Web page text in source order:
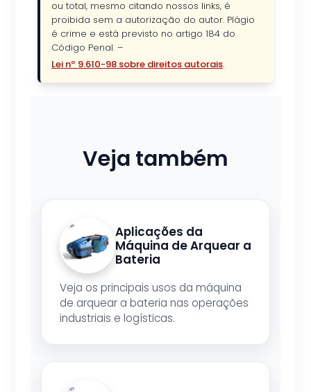
ou total, mesmo citando nossos links, é
proibida sem a autorização do autor. Plágio
é crime e está previsto no artigo 184 do
Código Penal. –
Lei nº 9.610-98 sobre direitos autorais.
Veja também
Aplicações da
Máquina de Arquear a
Bateria
Veja os principais usos da máquina
de arquear a bateria nas operações
industriais e logísticas.